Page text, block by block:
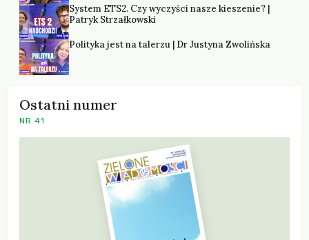
System ETS2. Czy wyczyści nasze kieszenie? |
Patryk Strzałkowski
Polityka jest na talerzu | Dr Justyna Zwolińska
Ostatni numer
NR 41